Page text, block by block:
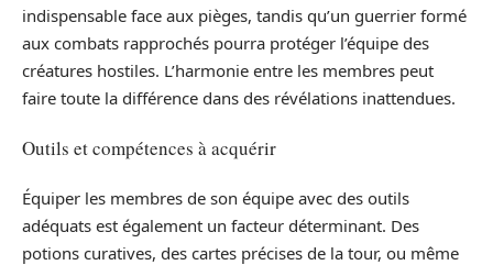
indispensable face aux pièges, tandis qu’un guerrier formé
aux combats rapprochés pourra protéger l’équipe des
créatures hostiles. L’harmonie entre les membres peut
faire toute la différence dans des révélations inattendues.
Outils et compétences à acquérir
Équiper les membres de son équipe avec des outils
adéquats est également un facteur déterminant. Des
potions curatives, des cartes précises de la tour, ou même